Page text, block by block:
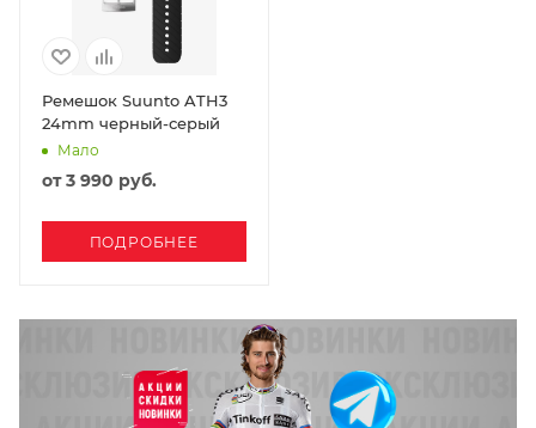
Ремешок Suunto ATH3
24mm черный-серый
Мало
от3 990 руб.
ПОДРОБНЕЕ